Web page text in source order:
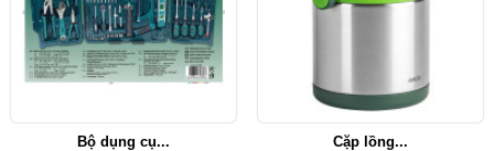
Bộ dụng cụ... Cặp lồng...